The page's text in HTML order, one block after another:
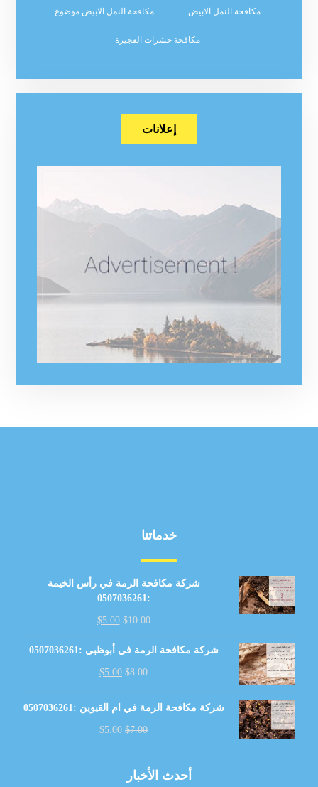
مكافحة النمل الابيض مكافحة النمل الابيض موضوع
مكافحة حشرات الفجيرة
إعلانات
خدماتنا
شركة مكافحة الرمة في رأس الخيمة
:0507036261
$10.00
$5.00
شركة مكافحة الرمة في أبوظبي :0507036261
$8.00
$5.00
شركة مكافحة الرمة في ام القيوين :0507036261
$7.00
$5.00
أحدث الأخبار